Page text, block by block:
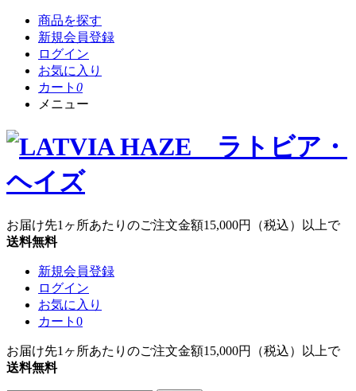
商品を探す
新規会員登録
ログイン
お気に入り
カート 0
メニュー
お届け先1ヶ所あたりのご注文金額15,000円
（税込）以上で
送料無料
新規会員登録
ログイン
お気に入り
カート 0
お届け先1ヶ所あたりのご注文金額15,000円
（税込）以上で
送料無料